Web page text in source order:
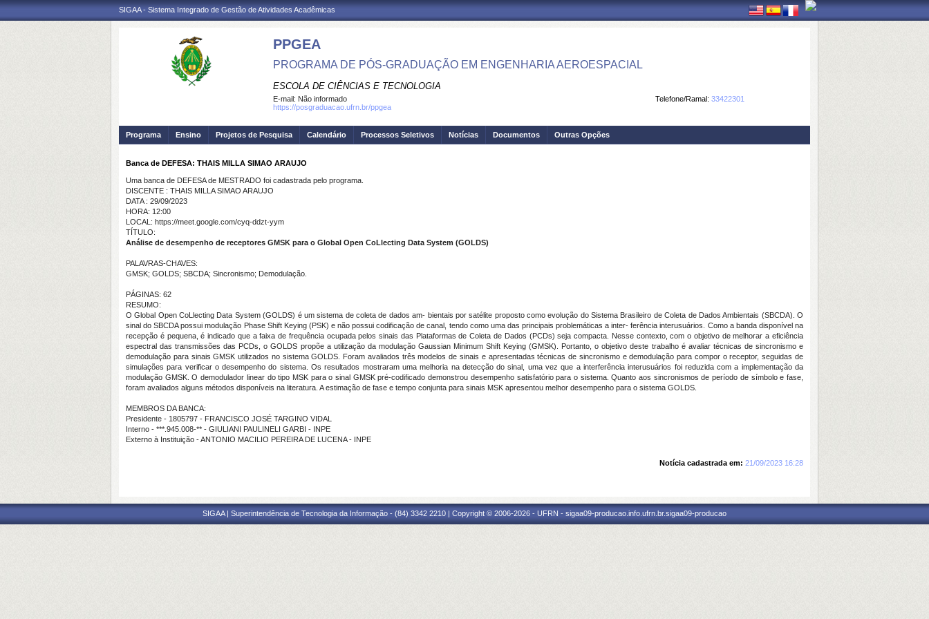
SIGAA - Sistema Integrado de Gestão de Atividades Acadêmicas
PPGEA
PROGRAMA DE PÓS-GRADUAÇÃO EM ENGENHARIA AEROESPACIAL
ESCOLA DE CIÊNCIAS E TECNOLOGIA
Telefone/Ramal: 33422301
E-mail: Não informado
https://posgraduacao.ufrn.br/ppgea
Programa Ensino Projetos de Pesquisa Calendário Processos Seletivos Notícias Documentos Outras Opções
Banca de DEFESA: THAIS MILLA SIMAO ARAUJO
Uma banca de DEFESA de MESTRADO foi cadastrada pelo programa.
DISCENTE : THAIS MILLA SIMAO ARAUJO
DATA : 29/09/2023
HORA: 12:00
LOCAL: https://meet.google.com/cyq-ddzt-yym
TÍTULO:
Análise de desempenho de receptores GMSK para o Global Open CoLlecting Data System (GOLDS)
PALAVRAS-CHAVES:
GMSK; GOLDS; SBCDA; Sincronismo; Demodulação.
PÁGINAS: 62
RESUMO:
OGlobal Open CoLlecting Data System(GOLDS) é um sistema de coleta de dados am- bientais por satélite proposto como evolução do Sistema Brasileiro de Coleta de Dados Ambientais (SBCDA). O
sinal do SBCDA possui modulação Phase Shift Keying (PSK) e não possui codificação de canal, tendo como uma das principais problemáticas a inter- ferência interusuários. Como a banda disponível na
recepção é pequena, é indicado que a faixa de frequência ocupada pelos sinais das Plataformas de Coleta de Dados (PCDs) seja compacta. Nesse contexto, com o objetivo de melhorar a eficiência
espectral das transmissões das PCDs, o GOLDS propõe a utilização da modulação Gaussian Minimum Shift Keying(GMSK). Portanto, o objetivo deste trabalho é avaliar técnicas de sincronismo e
demodulação para sinais GMSK utilizados no sistema GOLDS. Foram avaliados três modelos de sinais e apresentadas técnicas de sincronismo e demodulação para compor o receptor, seguidas de
simulações para verificar o desempenho do sistema. Os resultados mostraram uma melhoria na detecção do sinal, uma vez que a interferência interusuários foi reduzida com a implementação da
modulação GMSK. O demodulador linear do tipo MSK para o sinal GMSK pré-codificado demonstrou desempenho satisfatório para o sistema. Quanto aos sincronismos de período de símbolo e fase,
foram avaliados alguns métodos disponíveis na literatura. A estimação de fase e tempo conjunta para sinais MSK apresentou melhor desempenho para o sistema GOLDS.
MEMBROS DA BANCA:
Presidente - 1805797 - FRANCISCO JOSÉ TARGINO VIDAL
Interno - ***.945.008-** - GIULIANI PAULINELI GARBI - INPE
Externo à Instituição - ANTONIO MACILIO PEREIRA DE LUCENA - INPE
Notícia cadastrada em: 21/09/2023 16:28
SIGAA | Superintendência de Tecnologia da Informação - (84) 3342 2210 | Copyright © 2006-2026 - UFRN - sigaa09-producao.info.ufrn.br.sigaa09-producao